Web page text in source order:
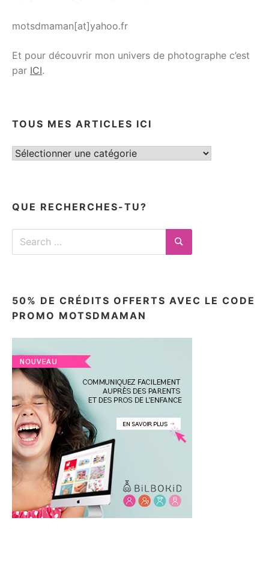
motsdmaman[at]yahoo.fr
Et pour découvrir mon univers de photographe c’est
par ICI.
TOUS MES ARTICLES ICI
Tous
QUE RECHERCHES-TU?
Search
Search
50% DE CRÉDITS OFFERTS AVEC LE CODE
PROMO MOTSDMAMAN